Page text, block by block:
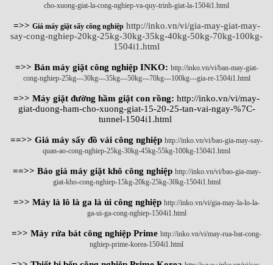
cho-xuong-giat-la-cong-nghiep-va-quy-trinh-giat-la-1504i1.html
=>> Giá máy giặt sấy công nghiệp http://inko.vn/vi/gia-may-giat-may-
say-cong-nghiep-20kg-25kg-30kg-35kg-40kg-50kg-70kg-100kg-
1504i1.html
=>> Bán máy giặt công nghiệp INKO: http://inko.vn/vi/ban-may-giat-
cong-nghiep-25kg---30kg---35kg---50kg---70kg---100kg---gia-re-1504i1.html
=>> Máy giặt đường hầm giặt con rồng: http://inko.vn/vi/may-
giat-duong-ham-cho-xuong-giat-15-20-25-tan-vai-ngay-%7C-
tunnel-1504i1.html
==>> Giá máy sấy đồ vải công nghiệp http://inko.vn/vi/bao-gia-may-say-
quan-ao-cong-nghiep-25kg-30kg-45kg-55kg-100kg-1504i1.html
==>> Báo giá máy giặt khô công nghiệp http://inko.vn/vi/bao-gia-may-
giat-kho-cong-nghiep-15kg-20kg-25kg-30kg-1504i1.html
=>> Máy là lô là ga là ủi công nghiệp http://inko.vn/vi/gia-may-la-lo-la-
ga-ui-ga-cong-nghiep-1504i1.html
=>> Máy rửa bát công nghiệp Prime http://inko.vn/vi/may-rua-bat-cong-
nghiep-prime-korea-1504i1.html